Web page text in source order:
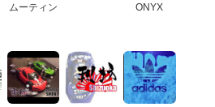
ムーティン ONYX